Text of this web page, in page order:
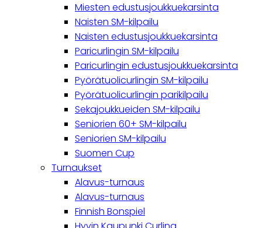
Miesten edustusjoukkuekarsinta
Naisten SM-kilpailu
Naisten edustusjoukkuekarsinta
Paricurlingin SM-kilpailu
Paricurlingin edustusjoukkuekarsinta
Pyörätuolicurlingin SM-kilpailu
Pyörätuolicurlingin parikilpailu
Sekajoukkueiden SM-kilpailu
Seniorien 60+ SM-kilpailu
Seniorien SM-kilpailu
Suomen Cup
Turnaukset
Alavus-turnaus
Alavus-turnaus
Finnish Bonspiel